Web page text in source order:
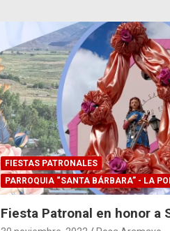
FIESTAS PATRONALES
PARROQUIA “SANTA BÁRBARA” - LA
Fiesta Patronal en honor a